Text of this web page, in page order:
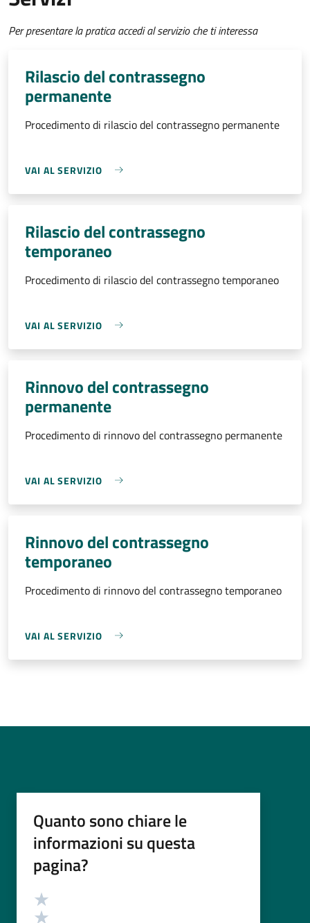
Per presentare la pratica accedi al servizio che ti interessa
Rilascio del contrassegno
permanente
Procedimento di rilascio del contrassegno permanente
VAI AL SERVIZIO
Rilascio del contrassegno
temporaneo
Procedimento di rilascio del contrassegno temporaneo
VAI AL SERVIZIO
Rinnovo del contrassegno
permanente
Procedimento di rinnovo del contrassegno permanente
VAI AL SERVIZIO
Rinnovo del contrassegno
temporaneo
Procedimento di rinnovo del contrassegno temporaneo
VAI AL SERVIZIO
Quanto sono chiare le
informazioni su questa
pagina?
Valutazione